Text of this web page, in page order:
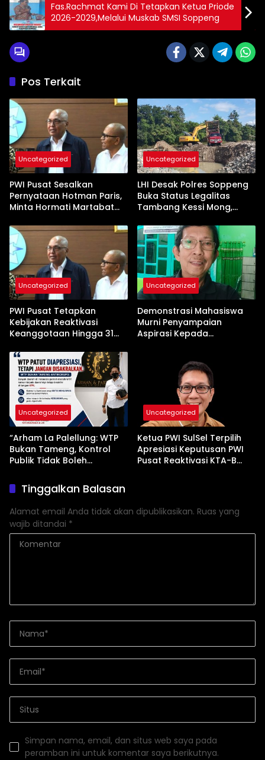
Fas.Rachmat Kami Di Tetapkan Ketua Priode
2026-2029,Melalui Muskab SMSI Soppeng
Pos Terkait
Uncategorized
PWI Pusat Sesalkan
Pernyataan Hotman Paris,
Minta Hormati Martabat
Kemerdekaan Pers
Uncategorized
LHI Desak Polres Soppeng
Buka Status Legalitas
Tambang Kessi Mong,
Uncategorized
PWI Pusat Tetapkan
Kebijakan Reaktivasi
Keanggotaan Hingga 31
Uncategorized
Demonstrasi Mahasiswa
Murni Penyampaian
Aspirasi Kepada
Uncategorized
“Arham La Palellung: WTP
Bukan Tameng, Kontrol
Publik Tidak Boleh
Uncategorized
Ketua PWI SulSel Terpilih
Apresiasi Keputusan PWI
Pusat Reaktivasi KTA-B
Tinggalkan Balasan
Alamat email Anda tidak akan dipublikasikan. Ruas yang
wajib ditandai *
Simpan nama, email, dan situs web saya pada
peramban ini untuk komentar saya berikutnya.